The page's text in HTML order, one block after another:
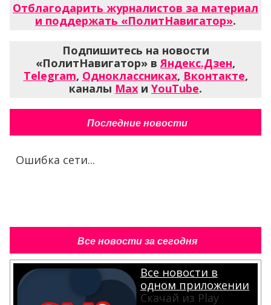
Отблагодарить журналистов за материал
и поддержать «ПолитНавигатор».
Подпишитесь на новости
«ПолитНавигатор» вЯндекс.Дзен,
Telegram, Одноклассниках, Вконтакте,
каналы Max и YouTube.
Последние новости
Ошибка сети...
Все новости за сегодня
Все новости в
одном приложении
Скачай из Play